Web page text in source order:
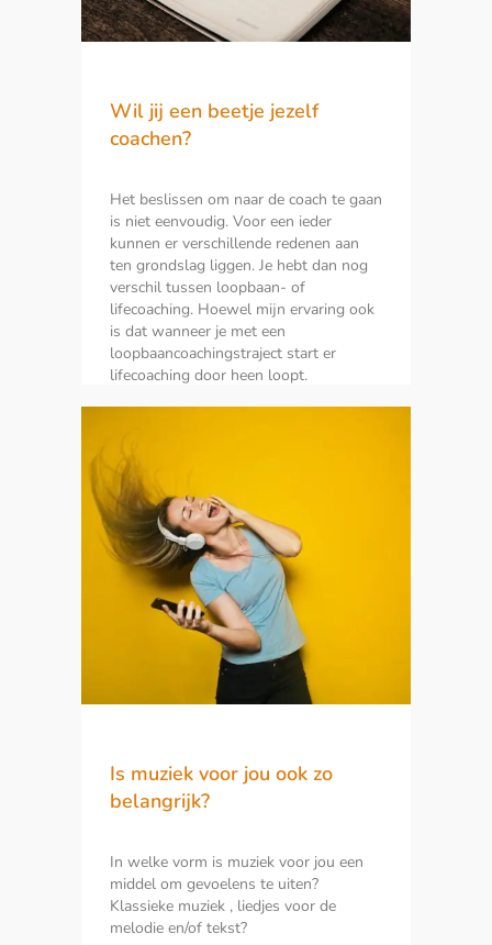
Wil jij een beetje jezelf
coachen?
Het beslissen om naar de coach te gaan
is niet eenvoudig. Voor een ieder
kunnen er verschillende redenen aan
ten grondslag liggen. Je hebt dan nog
verschil tussen loopbaan- of
lifecoaching. Hoewel mijn ervaring ook
is dat wanneer je met een
loopbaancoachingstraject start er
lifecoaching door heen loopt.
Is muziek voor jou ook zo
belangrijk?
In welke vorm is muziek voor jou een
middel om gevoelens te uiten?
Klassieke muziek , liedjes voor de
melodie en/of tekst?